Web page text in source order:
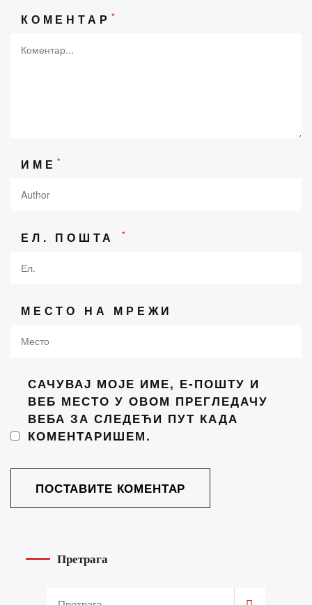
КОМЕНТАР *
ИМЕ *
ЕЛ. ПОШТА *
МЕСТО НА МРЕЖИ
САЧУВАЈ МОЈЕ ИМЕ, Е-ПОШТУ И
ВЕБ МЕСТО У ОВОМ ПРЕГЛЕДАЧУ
ВЕБА ЗА СЛЕДЕЋИ ПУТ КАДА
КОМЕНТАРИШЕМ.
Претрага